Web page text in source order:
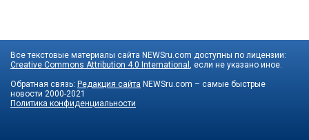
Все текстовые материалы сайта NEWSru.com доступны по лицензии:
Creative Commons Attribution 4.0 International , если не указано иное.
Обратная связь: Редакция сайта NEWSru.com – самые быстрые
новости 2000-2021
Политика конфиденциальности